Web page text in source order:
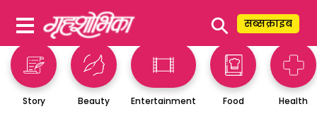
⚲ सब्सक्राइब
Story Beauty Entertainment Food Health